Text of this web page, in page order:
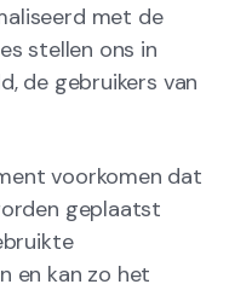
met de
stellen ons in
de gebruikers van
voorkomen dat
geplaatst
en kan zo het